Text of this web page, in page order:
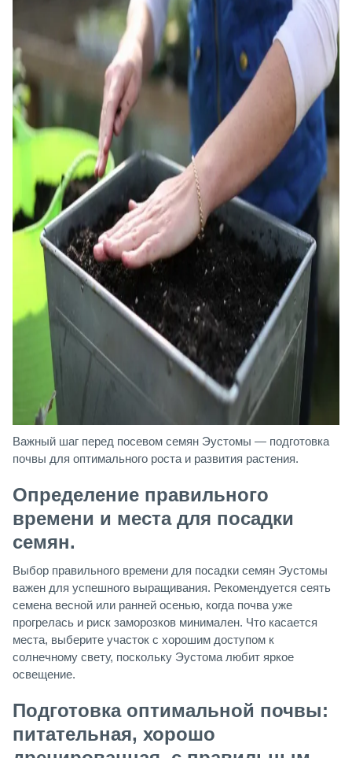
Важный шаг перед посевом семян Эустомы — подготовка
почвы для оптимального роста и развития растения.
Определение правильного
времени и места для посадки
семян.
Выбор правильного времени для посадки семян Эустомы
важен для успешного выращивания. Рекомендуется сеять
семена весной или ранней осенью, когда почва уже
прогрелась и риск заморозков минимален. Что касается
места, выберите участок с хорошим доступом к
солнечному свету, поскольку Эустома любит яркое
освещение.
Подготовка оптимальной почвы:
питательная, хорошо